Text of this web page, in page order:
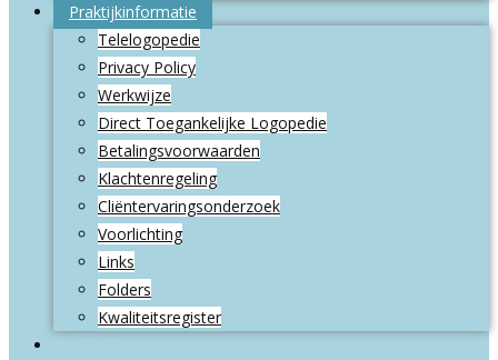
Praktijkinformatie
Telelogopedie
Privacy Policy
Werkwijze
Direct Toegankelijke Logopedie
Betalingsvoorwaarden
Klachtenregeling
Cliëntervaringsonderzoek
Voorlichting
Links
Folders
Kwaliteitsregister